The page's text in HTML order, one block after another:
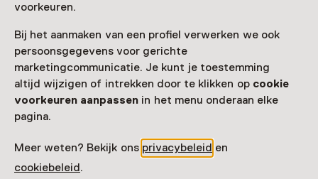
voorkeuren.
Bij het aanmaken van een profiel verwerken we ook
persoonsgegevens voor gerichte
marketingcommunicatie. Je kunt je toestemming
altijd wijzigen of intrekken door te klikken op cookie
voorkeuren aanpassen in het menu onderaan elke
pagina.
Meer weten? Bekijk ons privacybeleid en
cookiebeleid.